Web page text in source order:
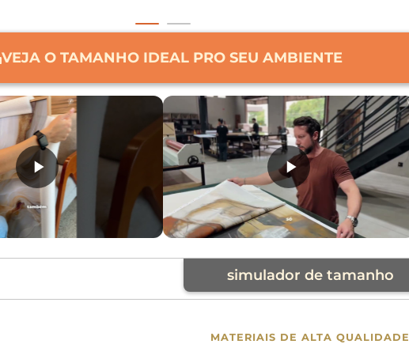
VEJA O TAMANHO IDEAL PRO SEU AMBIENTE
simulador de tamanho
MATERIAIS DE ALTA QUALIDADE